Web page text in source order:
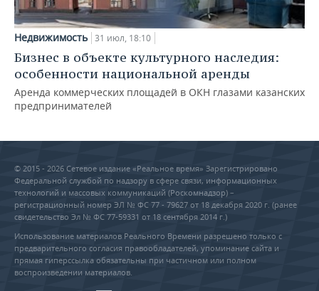
Недвижимость 31 июл, 18:10
Бизнес в объекте культурного наследия:
особенности национальной аренды
Аренда коммерческих площадей в ОКН глазами казанских
предпринимателей
© 2015 - 2026 Сетевое издание «Реальное время» Зарегистрировано
Федеральной службой по надзору в сфере связи, информационных
технологий и массовых коммуникаций (Роскомнадзор) –
регистрационный номер ЭЛ № ФС 77 - 79627 от 18 декабря 2020 г. (ранее
свидетельство Эл № ФС 77-59331 от 18 сентября 2014 г.)
Использование материалов Реального Времени разрешено только с
предварительного согласия правообладателей, упоминание сайта и
прямая гиперссылка обязательны при частичном или полном
воспроизведении материалов.